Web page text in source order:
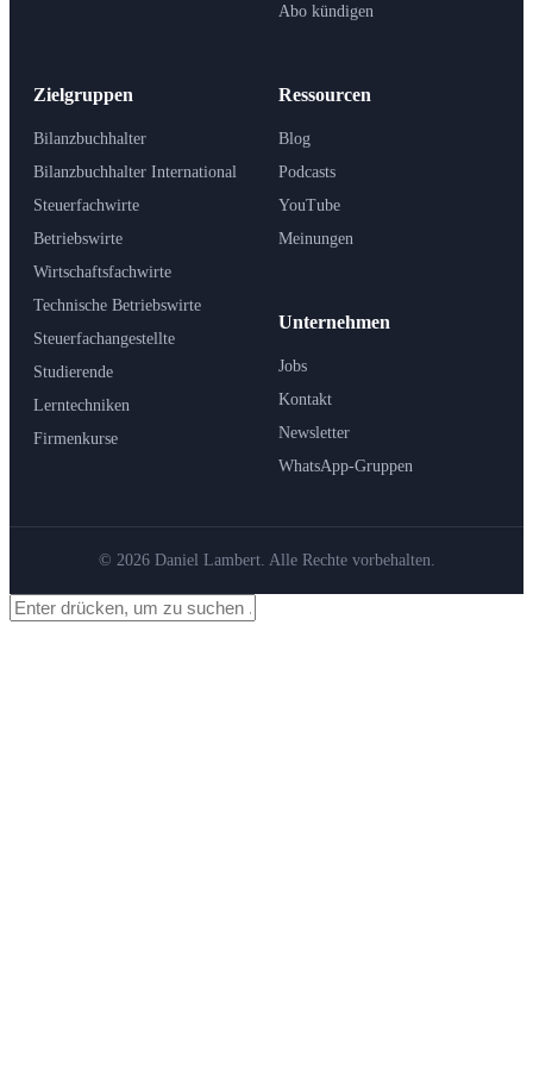
Zielgruppen
Bilanzbuchhalter
Bilanzbuchhalter International
Steuerfachwirte
Betriebswirte
Wirtschaftsfachwirte
Technische Betriebswirte
Steuerfachangestellte
Studierende
Lerntechniken
Firmenkurse
Ressourcen
Blog
Podcasts
YouTube
Meinungen
Unternehmen
Jobs
Kontakt
Newsletter
WhatsApp-Gruppen
Abo kündigen
© 2026 Daniel Lambert. Alle Rechte vorbehalten.